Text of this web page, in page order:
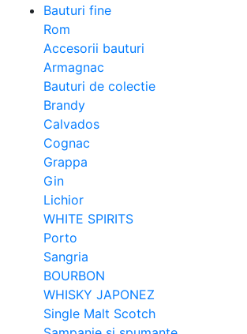
Bauturi fine
Rom
Accesorii bauturi
Armagnac
Bauturi de colectie
Brandy
Calvados
Cognac
Grappa
Gin
Lichior
WHITE SPIRITS
Porto
Sangria
BOURBON
WHISKY JAPONEZ
Single Malt Scotch